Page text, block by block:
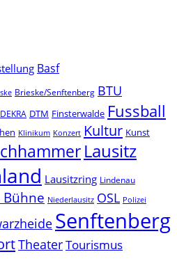
Basf
Brieske/Senftenberg BTU
DEKRA DTM Finsterwalde Fussball
Klinikum Konzert Kultur Kunst
Lausitz
Lausitzring Lindenau
Niederlausitz OSL Polizei
Senftenberg
TheaterTourismus